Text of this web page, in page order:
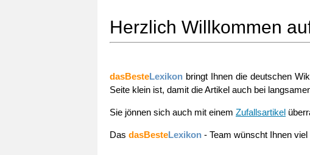
Herzlich Willkommen
dasBesteLexikon bringt Ihnen die deutschen
Seite klein ist, damit die Artikel auch bei
Sie jönnen sich auch mit einem Zufallsartikel
Das dasBesteLexikon - Team wünscht Ihnen